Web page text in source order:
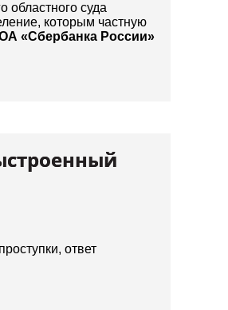
областного суда
которым частную
«Сбербанка России»
ответ